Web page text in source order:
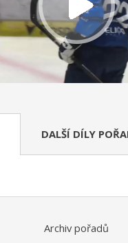
DALŠÍ DÍLY
Archiv pořadů